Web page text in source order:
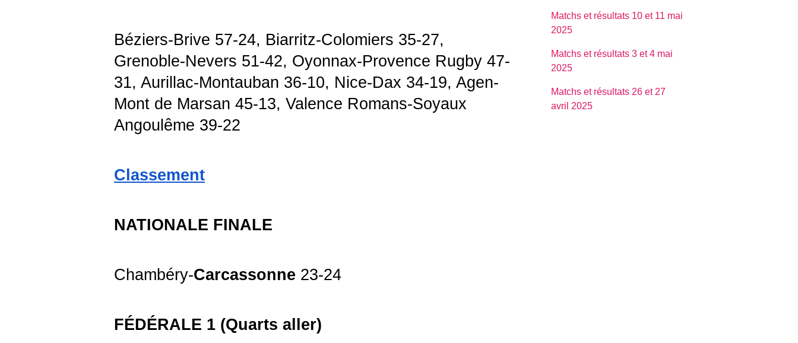
Béziers-Brive 57-24, Biarritz-Colomiers 35-27,
Grenoble-Nevers 51-42, Oyonnax-Provence Rugby 47-
31, Aurillac-Montauban 36-10, Nice-Dax 34-19, Agen-
Mont de Marsan 45-13, Valence Romans-Soyaux
Angoulême 39-22
Classement
NATIONALE FINALE
Chambéry-Carcassonne 23-24
FÉDÉRALE 1 (Quarts aller)
Matchs et résultats 10 et 11 mai
2025
Matchs et résultats 3 et 4 mai
2025
Matchs et résultats 26 et 27
avril 2025